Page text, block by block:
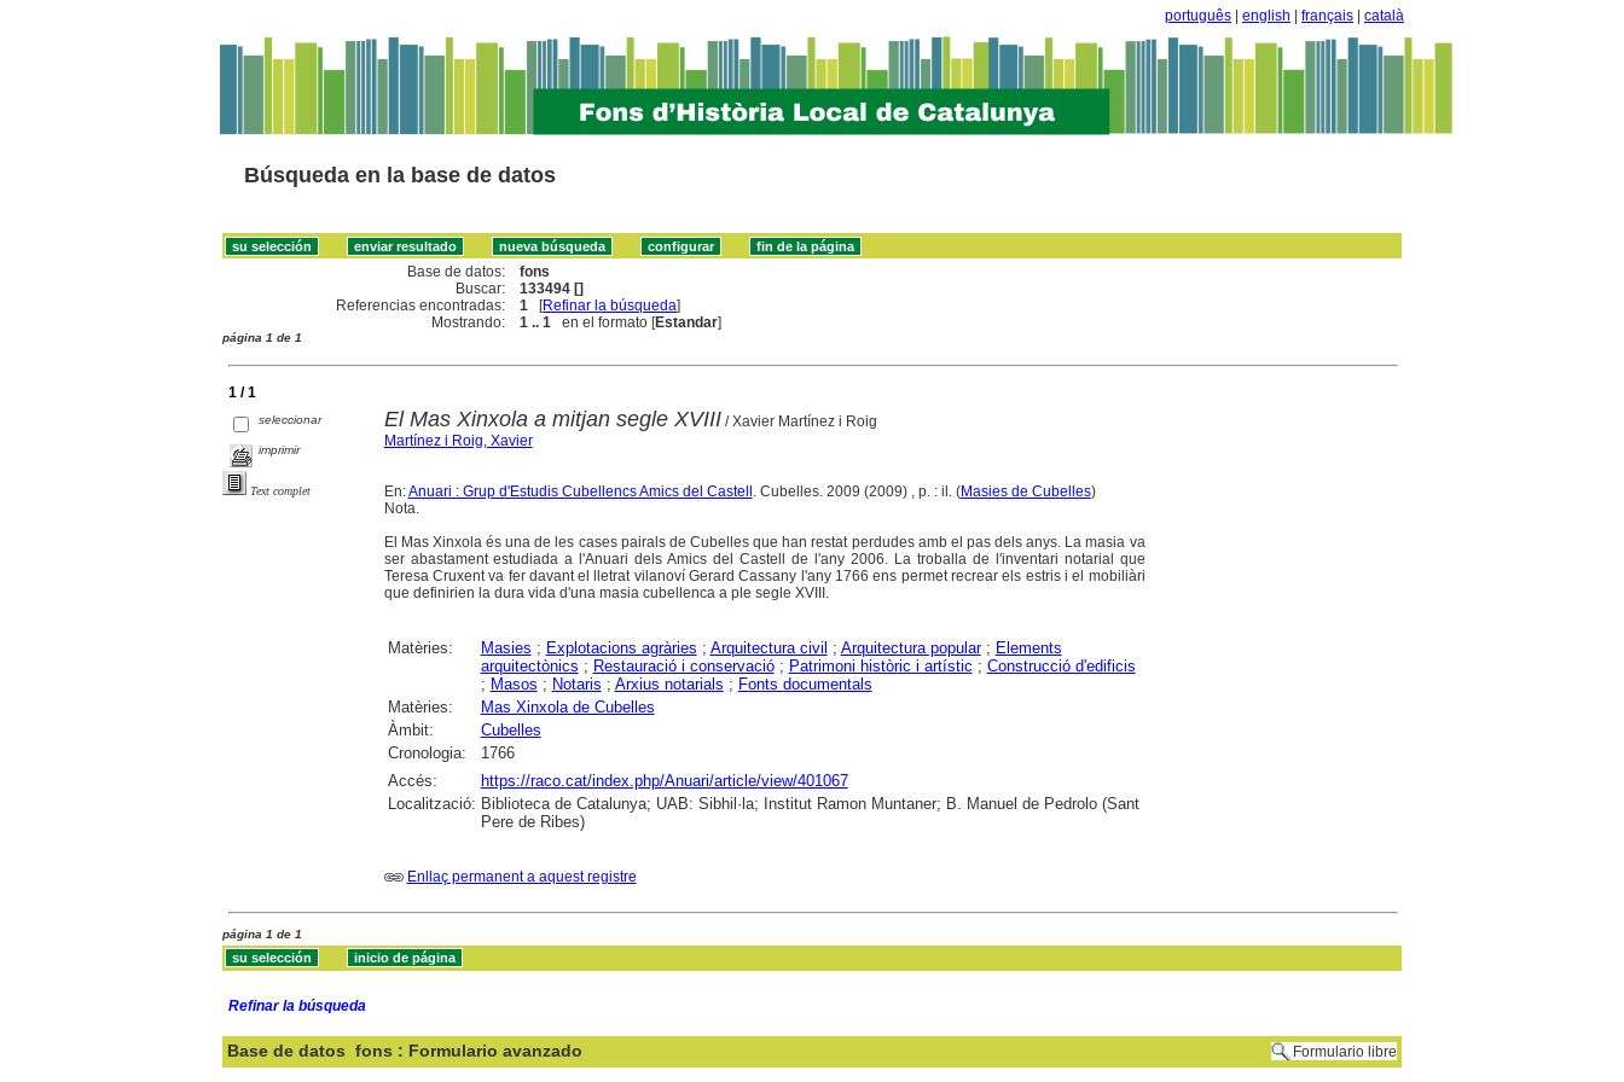
português english français català
Búsqueda en la base de datos
Base de datos:
fons
Buscar:
133494 []
Referencias encontradas:
1 [Refinar la búsqueda]
Mostrando:
1 .. 1 en el formato [Estandar]
página 1 de 1
1 / 1
seleccionar
imprimir
Text complet
El Mas Xinxola a mitjan segle XVIII/ Xavier Martínez i Roig
Martínez i Roig, Xavier
En:Anuari : Grup d'Estudis Cubellencs Amics del Castell. Cubelles. 2009 (2009) , p. : il. (Masies de Cubelles)
Nota.
El Mas Xinxola és una de les cases pairals de Cubelles que han restat perdudes amb el pas dels anys. La masia va
ser abastament estudiada a l'Anuari dels Amics del Castell de l'any 2006. La troballa de l'inventari notarial que
Teresa Cruxent va fer davant el lletrat vilanoví Gerard Cassany l'any 1766 ens permet recrear els estris i el mobiliàri
que definirien la dura vida d'una masia cubellenca a ple segle XVIII.
Matèries: Masies ; Explotacions agràries ; Arquitectura civil ; Arquitectura popular; Elements
arquitectònics ; Restauració i conservació; Patrimoni històric i artístic ; Construcció d'edificis
; Masos ; Notaris ; Arxius notarials ; Fonts documentals
Matèries:
Mas Xinxola de Cubelles
Àmbit:
Cubelles
Cronologia:
1766
Accés:
https://raco.cat/index.php/Anuari/article/view/401067
Localització: Biblioteca de Catalunya; UAB: Sibhil·la; Institut Ramon Muntaner; B. Manuel de Pedrolo (Sant
Pere de Ribes)
Enllaç permanent a aquest registre
página 1 de 1
Refinar la búsqueda
Base de datos fons : Formulario avanzado Formulario libre